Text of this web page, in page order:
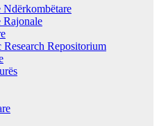
Ndërkombëtare
Rajonale
Repositorium